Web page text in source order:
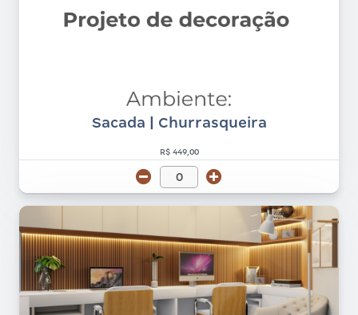
Sacada | Churrasqueira
R$ 449,00